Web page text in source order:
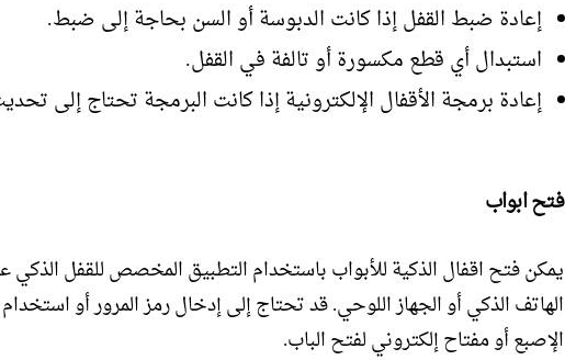
إعادة ضبط القفل إذا كانت الدبوسة أو السن بحاجة إلى ضبط.
استبدال أي قطع مكسورة أو تالفة في القفل.
إعادة برمجة الأقفال الإلكترونية إذا كانت البرمجة تحتاج إلى
فتح ابواب
يمكن فتح اقفال الذكية للأبواب باستخدام التطبيق المخصص للقفل الذكي
الهاتف الذكي أو الجهاز اللوحي. قد تحتاج إلى إدخال رمز المرور أو
الإصبع أو مفتاح إلكتروني لفتح الباب.